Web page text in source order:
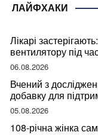
ЛАЙФХАКИ
Лікарі
вентилятору під
ваше здоров’я
06.08.2026
Вчений з
добавку для
05.08.2026
108-річна жінка